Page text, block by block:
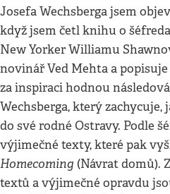
Josefa Wechsberga jsem
když jsem četl knihu o
New Yorker Williamu
novinář Ved Mehta a
za inspiraci hodnou
Wechsberga, který zachycuje,
do své rodné Ostravy. Podle
výjimečné texty, které pak
Homecoming (Návrat domů).
textů a výjimečné opravdu